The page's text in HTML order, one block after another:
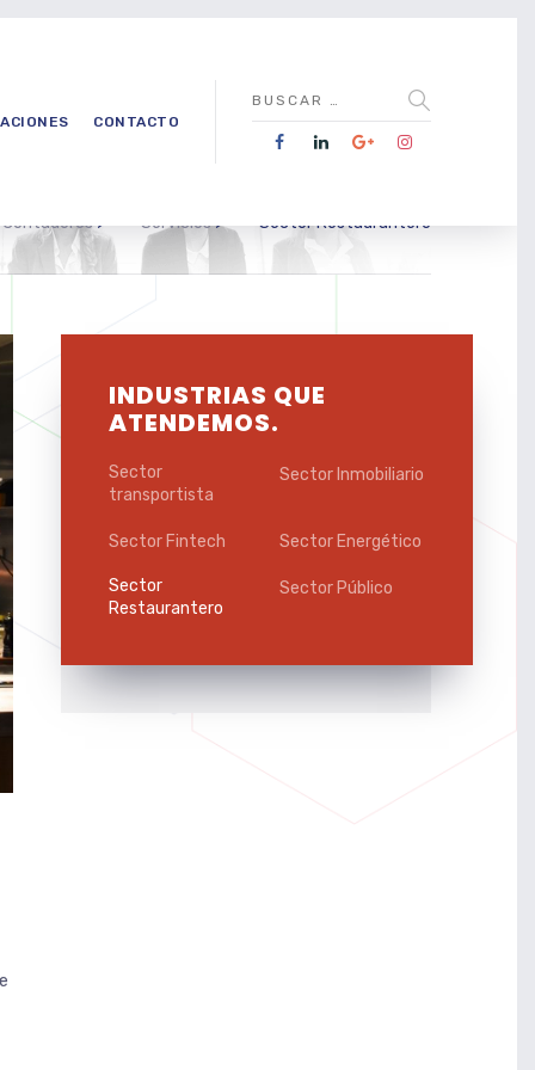
CONTACTO
Contadores> Servicios> Sector Restaurantero
INDUSTRIAS QUE
ATENDEMOS.
Sector
transportista
Sector Inmobiliario
Sector Fintech Sector Energético
Sector
Restaurantero
Sector Público